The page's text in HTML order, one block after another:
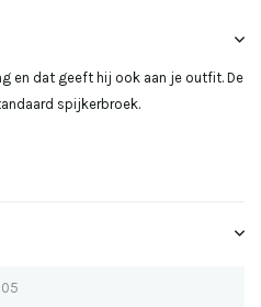
en dat geeft hij ook aan je outfit. De
spijkerbroek.